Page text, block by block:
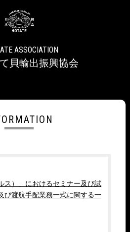
ASSOCIATION
貝輸出振興協会
ス）」におけるセミナー及び試
び渡航手配業務一式に関する一